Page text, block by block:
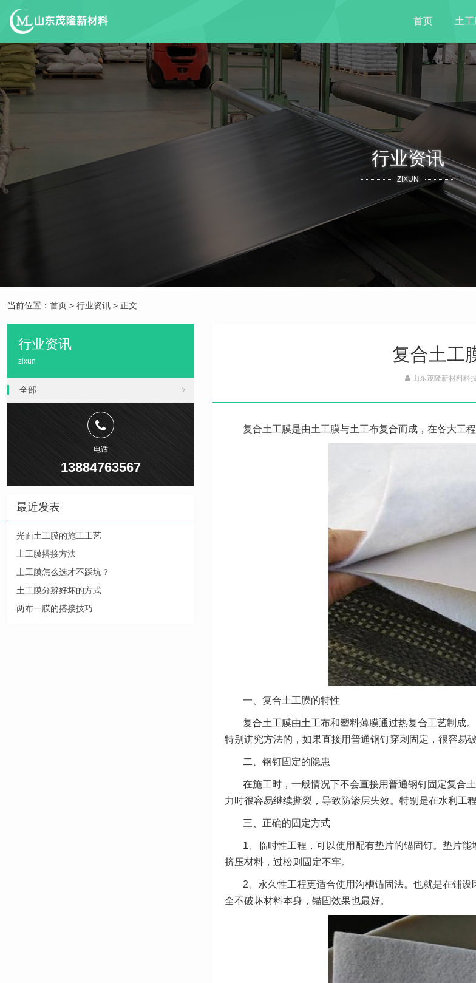
首页 土工
行业资讯
ZIXUN
当前位置： 首页 > 行业资讯 > 正文
复合土工
山东茂隆新材料科
复合土工膜是由土工膜与土工布复合而成，在各大工
一、复合土工膜的特性
复合土工膜由土工布和塑料薄膜通过热复合工艺制成
特别讲究方法的，如果直接用普通钢钉穿刺固定，很容易
二、钢钉固定的隐患
在施工时，一般情况下不会直接用普通钢钉固定复合
力时很容易继续撕裂，导致防渗层失效。特别是在水利工
三、正确的固定方式
1、临时性工程，可以使用配有垫片的锚固钉。垫片
挤压材料，过松则固定不牢。
2、永久性工程更适合使用沟槽锚固法。也就是在铺
全不破坏材料本身，锚固效果也最好。
行业资讯
zixun
全部
电话
13884763567
最近发表
光面土工膜的施工工艺
土工膜搭接方法
土工膜怎么选才不踩坑？
土工膜分辨好坏的方式
两布一膜的搭接技巧